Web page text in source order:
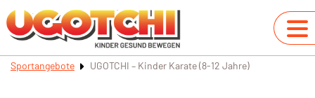
Sportangebote UGOTCHI – Kinder Karate (8-12 Jahre)